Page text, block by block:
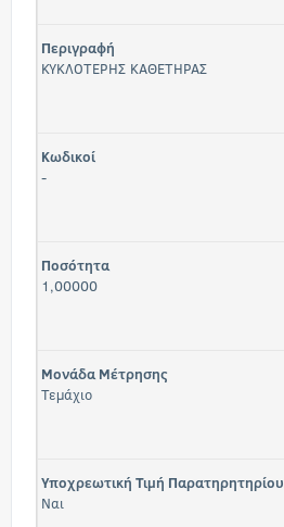
Περιγραφή
ΚΥΚΛΟΤΕΡΗΣ ΚΑΘΕΤΗΡΑΣ
Κωδικοί
-
Ποσότητα
1,00000
Μονάδα Μέτρησης
Τεμάχιο
Υποχρεωτική Τιμή Παρατηρητηρίου
Ναι